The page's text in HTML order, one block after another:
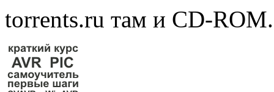
torrents.ru там и CD-ROM.